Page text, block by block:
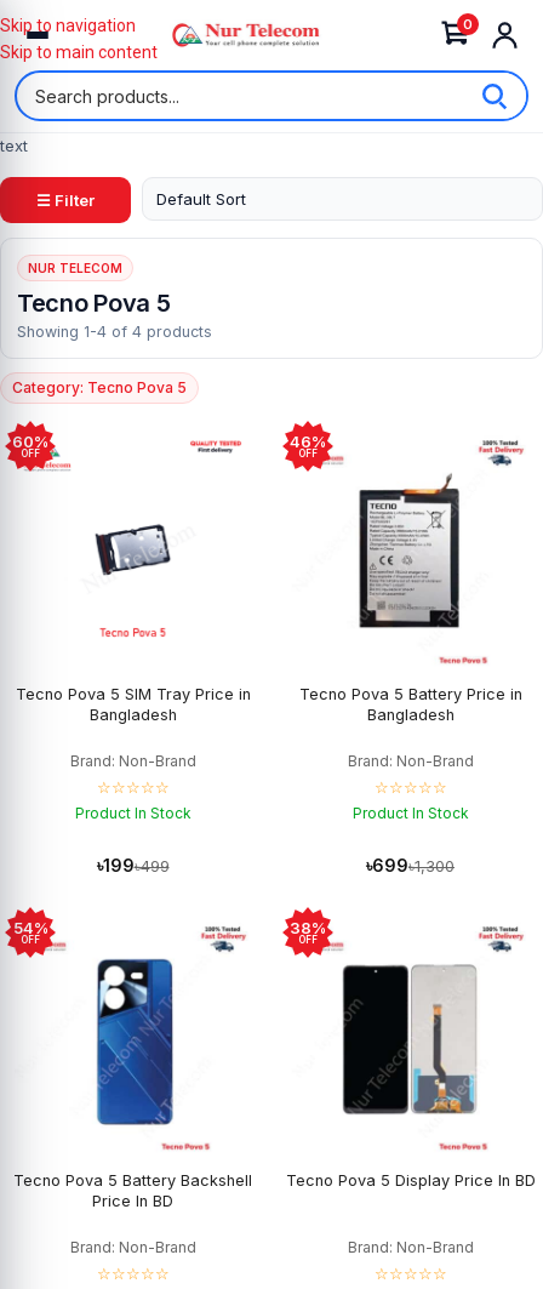
0
Skip to navigation
Skip to main content
text
☰ Filter
NUR TELECOM
Tecno Pova 5
Showing 1-4 of 4 products
Category: Tecno Pova 5
60%
OFF
Tecno Pova 5 SIM Tray Price in
Bangladesh
Brand: Non-Brand
☆☆☆☆☆
Product In Stock
৳199৳499
46%
OFF
Tecno Pova 5 Battery Price in
Bangladesh
Brand: Non-Brand
☆☆☆☆☆
Product In Stock
৳699৳1,300
54%
OFF
Tecno Pova 5 Battery Backshell
Price In BD
Brand: Non-Brand
☆☆☆☆☆
38%
OFF
Tecno Pova 5 Display Price In BD
Brand: Non-Brand
☆☆☆☆☆